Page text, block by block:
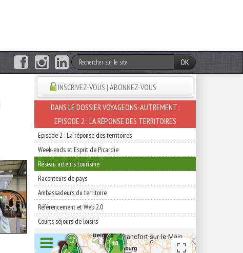
OK
INSCRIVEZ-VOUS | ABONNEZ-VOUS
DANS LE DOSSIER VOYAGEONS-AUTREMENT :
EPISODE 2 : LA RÉPONSE DES TERRITOIRES
Episode 2 : La réponse des territoires
Week-ends et Esprit de Picardie
Réseau acteurs tourisme
Raconteurs de pays
Ambassadeurs du territoire
Référencement et Web 2.0
Courts séjours de loisirs